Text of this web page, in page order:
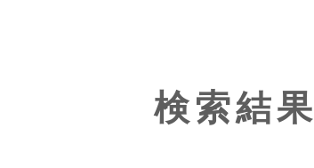
検索結果